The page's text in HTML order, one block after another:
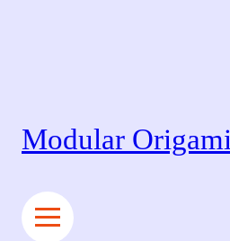
Modular Origami